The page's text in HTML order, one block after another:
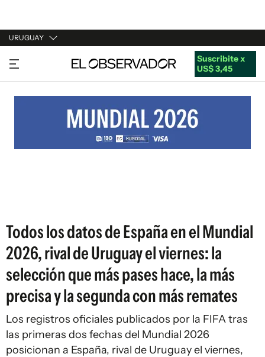
URUGUAY
URUGUAY
ARGENTINA
ESTADOS UNIDOS
Suscribite x
US$ 3,45
Todos los datos de España en el Mundial
2026, rival de Uruguay el viernes: la
selección que más pases hace, la más
precisa y la segunda con más remates
Los registros oficiales publicados por la FIFA tras
las primeras dos fechas del Mundial 2026
posicionan a España, rival de Uruguay el viernes,